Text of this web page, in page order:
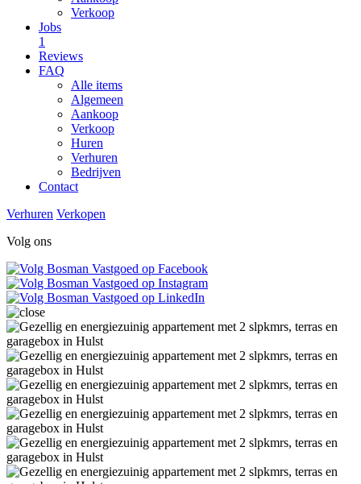
Verkoop
Jobs
1
Reviews
FAQ
Alle items
Algemeen
Aankoop
Verkoop
Huren
Verhuren
Bedrijven
Contact
Verhuren Verkopen
Volg ons